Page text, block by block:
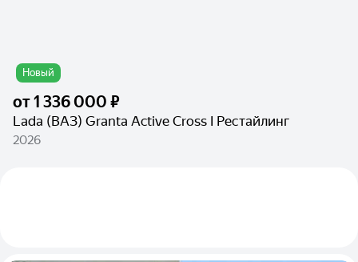
Новый
от1 336 000 ₽
Lada (ВАЗ) Granta Active Cross I Рестайлинг
2026